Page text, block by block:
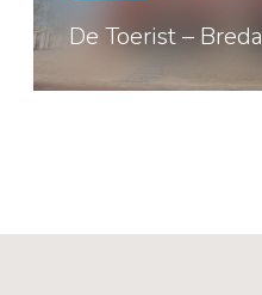
De Toerist – Breda